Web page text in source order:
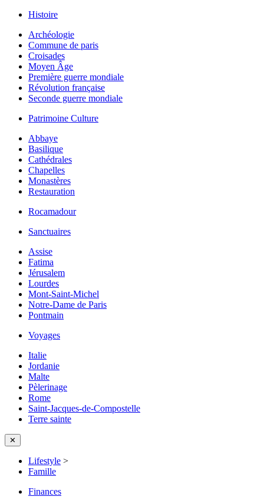
Histoire
Archéologie
Commune de paris
Croisades
Moyen Âge
Première guerre mondiale
Révolution française
Seconde guerre mondiale
Patrimoine Culture
Abbaye
Basilique
Cathédrales
Chapelles
Monastères
Restauration
Rocamadour
Sanctuaires
Assise
Fatima
Jérusalem
Lourdes
Mont-Saint-Michel
Notre-Dame de Paris
Pontmain
Voyages
Italie
Jordanie
Malte
Pèlerinage
Rome
Saint-Jacques-de-Compostelle
Terre sainte
✕
Lifestyle >
Famille
Finances